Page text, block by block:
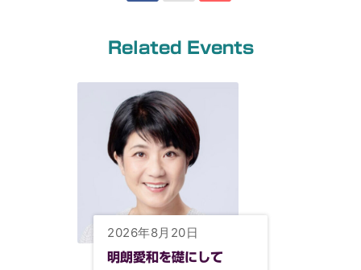
Related Events
2026年8月20日
明朗愛和を礎にして